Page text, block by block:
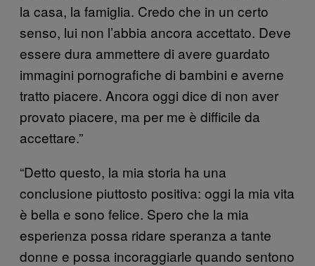
la casa, la famiglia. Credo che in un certo
senso, lui non l’abbia ancora accettato. Deve
essere dura ammettere di avere guardato
immagini pornografiche di bambini e averne
tratto piacere. Ancora oggi dice di non aver
provato piacere, ma per me è difficile da
accettare.”
“Detto questo, la mia storia ha una
conclusione piuttosto positiva: oggi la mia vita
è bella e sono felice. Spero che la mia
esperienza possa ridare speranza a tante
donne e possa incoraggiarle quando sentono